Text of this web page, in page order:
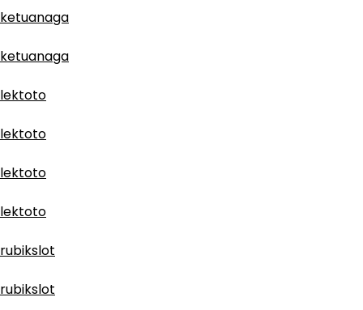
ketuanaga
ketuanaga
lektoto
lektoto
lektoto
lektoto
rubikslot
rubikslot